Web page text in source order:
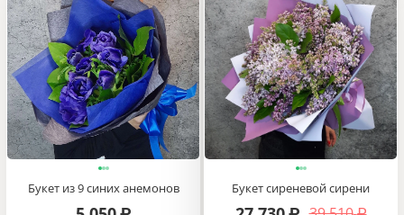
Букет из 9 синих анемонов Букет сиреневой сирени